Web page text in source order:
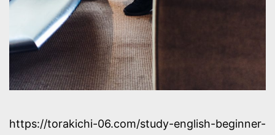
https://torakichi-06.com/study-english-beginner-